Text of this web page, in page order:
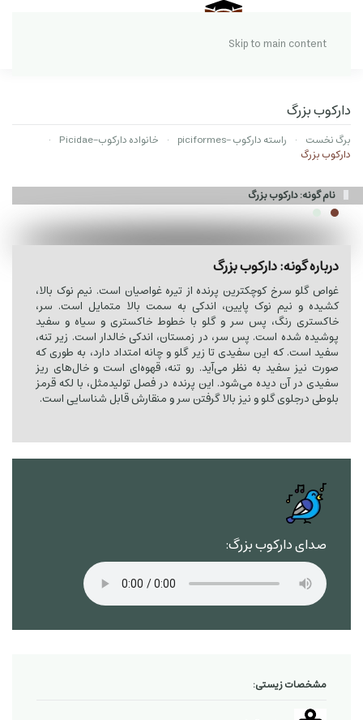
Skip to main content
دارکوب بزرگ
برگ نخست راسته دارکوب -piciformes
خانواده دارکوب-Picidae
دارکوب بزرگ
نام گونه: دارکوب بزرگ
درباره گونه: دارکوب بزرگ
غواص گلو سرخ کوچکترین پرنده از تیره غواصیان است. نیم نوک بالا،
کشیده و نیم نوک پایین، اندکی به سمت بالا متمایل است. سر،
خاکستری رنگ، پس سر و گلو با خطوط خاکستری و سیاه و سفید
پوشیده شده است. پس سر، در زمستان، اندکی خالدار است. زیر تنه،
سفید است. که این سفیدی تا زیر گلو و چانه امتداد دارد، به طوری که
صورت نیز سفید به نظر می‌آید. رو تنه، قهوه‌ای است و خال‌های ریز
سفیدی در آن دیده می‌شود. این پرنده در فصل تولیدمثل، با لکه قرمز
بلوطی درجلوی گلو و نیز بالا گرفتن سر و منقارش قابل شناسایی است.
صدای دارکوب بزرگ:
مشخصات زیستی: